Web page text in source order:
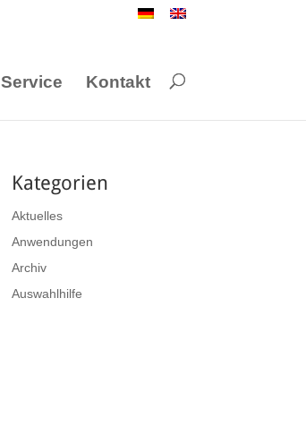
Service Kontakt
Kategorien
Aktuelles
Anwendungen
Archiv
Auswahlhilfe